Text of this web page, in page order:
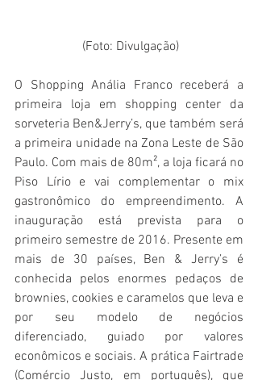
(Foto: Divulgação)
O Shopping Anália Franco receberá a
primeira loja em shopping center da
sorveteria Ben&Jerry’s, que também será
a primeira unidade na Zona Leste de São
Paulo. Com mais de 80m², a loja ficará no
Piso Lírio e vai complementar o mix
gastronômico do empreendimento. A
inauguração está prevista para o
primeiro semestre de 2016. Presente em
mais de 30 países, Ben & Jerry’s é
conhecida pelos enormes pedaços de
brownies, cookies e caramelos que leva e
por seu modelo de negócios
diferenciado, guiado por valores
econômicos e sociais. A prática Fairtrade
(Comércio Justo, em português), que